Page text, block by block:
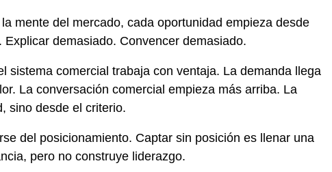
mente del mercado, cada oportunidad empieza desde
demasiado. Convencer demasiado.
sistema comercial trabaja con ventaja. La demanda llega
La conversación comercial empieza más arriba. La
sino desde el criterio.
del posicionamiento. Captar sin posición es llenar una
pero no construye liderazgo.